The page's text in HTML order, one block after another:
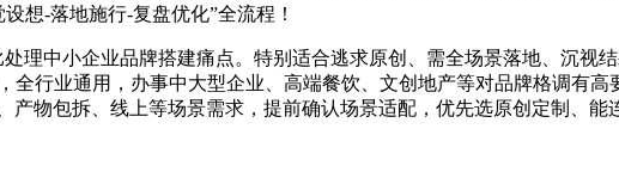
想-落地施行-复盘优化”全流程！
中小企业品牌搭建痛点。特别适合逃求原创、需全场景落地、沉视
行业通用，办事中大型企业、高端餐饮、文创地产等对品牌格调有
物包拆、线上等场景需求，提前确认场景适配，优先选原创定制、能